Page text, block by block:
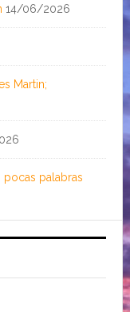
14/06/2026
Martin;
pocas palabras